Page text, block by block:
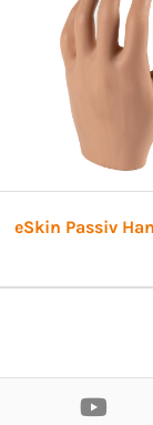
eSkin Passiv